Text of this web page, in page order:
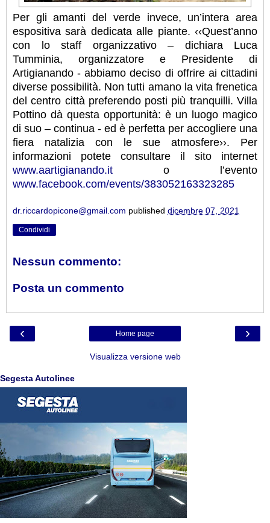
Per gli amanti del verde invece, un’intera area
espositiva sarà dedicata alle piante. ‹‹Quest’anno
con lo staff organizzativo – dichiara Luca
Tumminia, organizzatore e Presidente di
Artigianando - abbiamo deciso di offrire ai cittadini
diverse possibilità. Non tutti amano la vita frenetica
del centro città preferendo posti più tranquilli. Villa
Pottino dà questa opportunità: è un luogo magico
di suo – continua - ed è perfetta per accogliere una
fiera natalizia con le sue atmosfere››. Per
informazioni potete consultare il sito internet
www.aartigianando.it o l’evento
www.facebook.com/events/383052163323285
dr.riccardopicone@gmail.com published dicembre 07, 2021
Condividi
Nessun commento:
Posta un commento
‹ ›
Home page
Visualizza versione web
Segesta Autolinee